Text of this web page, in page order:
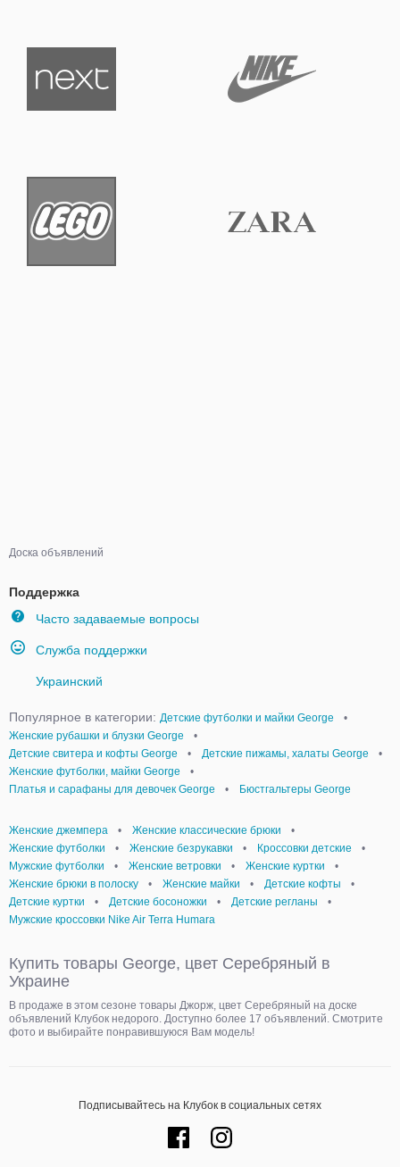
Доска объявлений
Поддержка
Часто задаваемые вопросы
Служба поддержки
Украинский
Популярное в категории: Детские футболки и майки George
•
Женские рубашки и блузки George
•
Детские свитера и кофты George
• Детские пижамы, халаты George
•
Женские футболки, майки George
•
Платья и сарафаны для девочек George
• Бюстгальтеры George
Женские джемпера • Женские классические брюки
•
Женские футболки
• Женские безрукавки • Кроссовки детские
•
Мужские футболки
• Женские ветровки • Женские куртки
•
Женские брюки в полоску
• Женские майки • Детские кофты
•
Детские куртки
• Детские босоножки • Детские регланы
•
Мужские кроссовки Nike Air Terra Humara
Купить товары George, цвет Серебряный в
Украине
В продаже в этом сезоне товары Джорж, цвет Серебряный на доске
объявлений Клубок недорого. Доступно более 17 объявлений. Смотрите
фото и выбирайте понравившуюся Вам модель!
Подписывайтесь на Клубок в социальных сетях